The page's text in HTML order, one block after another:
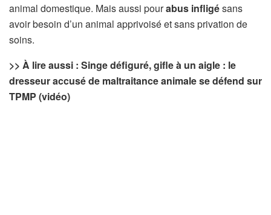
animal domestique. Mais aussi pourabus infligésans
avoir besoin d’un animal apprivoisé et sans privation de
soins.
>> À lire aussi : Singe défiguré, gifle à un aigle : le
dresseur accusé de maltraitance animale se défend sur
TPMP (vidéo)